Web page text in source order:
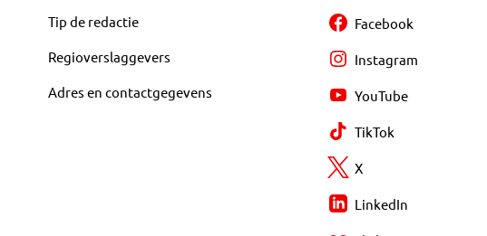
Tip de redactie
Regioverslaggevers
Adres en contactgegevens
Facebook
Instagram
YouTube
TikTok
X
LinkedIn